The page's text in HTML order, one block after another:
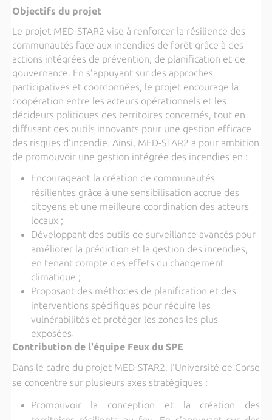
Objectifs du projet
Le projet MED-STAR2 vise à renforcer la résilience des
communautés face aux incendies de forêt grâce à des
actions intégrées de prévention, de planification et de
gouvernance. En s’appuyant sur des approches
participatives et coordonnées, le projet encourage la
coopération entre les acteurs opérationnels et les
décideurs politiques des territoires concernés, tout en
diffusant des outils innovants pour une gestion efficace
des risques d’incendie. Ainsi, MED-STAR2 a pour ambition
de promouvoir une gestion intégrée des incendies en :
Encourageant la création de communautés
résilientes grâce à une sensibilisation accrue des
citoyens et une meilleure coordination des acteurs
locaux ;
Développant des outils de surveillance avancés pour
améliorer la prédiction et la gestion des incendies,
en tenant compte des effets du changement
climatique ;
Proposant des méthodes de planification et des
interventions spécifiques pour réduire les
vulnérabilités et protéger les zones les plus
exposées.
Contribution de l'équipe Feux du SPE
Dans le cadre du projet MED-STAR2, l’Université de Corse
se concentre sur plusieurs axes stratégiques :
Promouvoir la conception et la création des